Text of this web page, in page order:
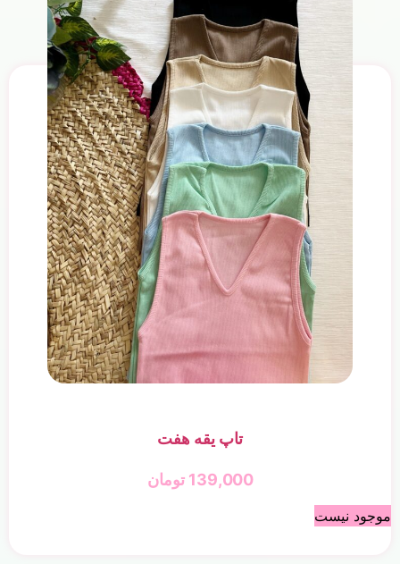
تاپ یقه هفت
139,000 تومان
موجود نیست